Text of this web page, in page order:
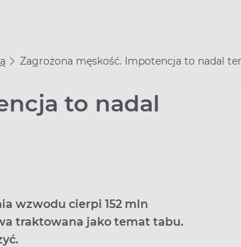
Zagrożona męskość. Impotencja to nadal
to nadal
wzwodu cierpi 152 mln
traktowana jako temat tabu.